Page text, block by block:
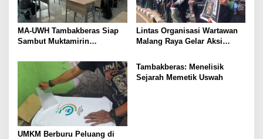
MA-UWH Tambakberas Siap
Sambut Muktamirin
Lintas Organisasi Wartawan
Malang Raya Gelar Aksi
Ireng”
UMKM Berburu Peluang di
Tambakberas: Menelisik
Sejarah Memetik Uswah